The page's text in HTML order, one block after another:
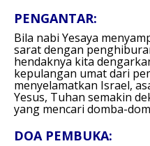
PENGANTAR:
Bila nabi Yesaya
sarat dengan
hendaknya kita
kepulangan umat dari
menyelamatkan Israel,
Yesus, Tuhan semakin
yang mencari domba-
DOA PEMBUKA: